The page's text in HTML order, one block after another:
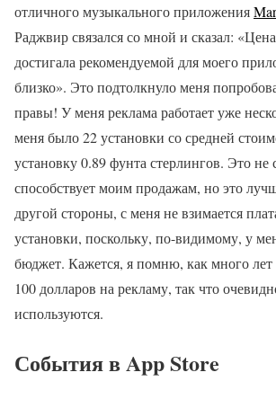
отличного музыкального приложения
Раджвир связался со мной и сказал:
достигала рекомендуемой для моего
близко». Это подтолкнуло меня
правы! У меня реклама работает уже
меня было 22 установки со средней
установку 0.89 фунта стерлингов. Это не
способствует моим продажам, но это
другой стороны, с меня не взимается
установки, поскольку, по-видимому, у
бюджет. Кажется, я помню, как много лет
100 долларов на рекламу, так что
используются.
События в App Store